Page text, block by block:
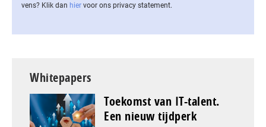
vens? Klik dan hier voor ons privacy statement.
Whitepapers
Toekomst van IT-talent.
Een nieuw tijdperk